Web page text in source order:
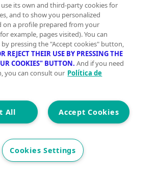
its own and third-party cookies for
and to show you personalized
on a profile prepared from your
example, pages visited). You can
by pressing the "Accept cookies" button,
REJECT THEIR USE BY PRESSING THE
COOKIES" BUTTON. And if you need
you can consult our Política de
Accept Cookies
All
Cookies Settings